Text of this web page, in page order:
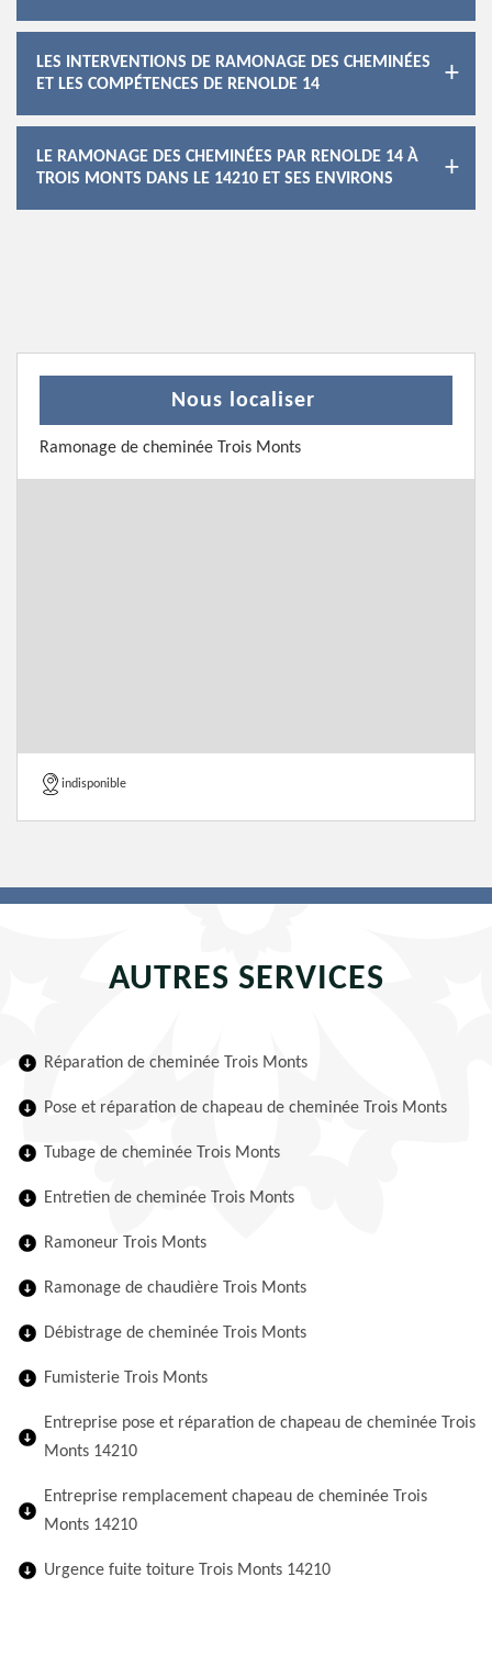
LES INTERVENTIONS DE RAMONAGE DES CHEMINÉES
ET LES COMPÉTENCES DE RENOLDE 14
LE RAMONAGE DES CHEMINÉES PAR RENOLDE 14 À
TROIS MONTS DANS LE 14210 ET SES ENVIRONS
Nous localiser
Ramonage de cheminée Trois Monts
indisponible
AUTRES SERVICES
Réparation de cheminée Trois Monts
Pose et réparation de chapeau de cheminée Trois Monts
Tubage de cheminée Trois Monts
Entretien de cheminée Trois Monts
Ramoneur Trois Monts
Ramonage de chaudière Trois Monts
Débistrage de cheminée Trois Monts
Fumisterie Trois Monts
Entreprise pose et réparation de chapeau de cheminée Trois
Monts 14210
Entreprise remplacement chapeau de cheminée Trois
Monts 14210
Urgence fuite toiture Trois Monts 14210